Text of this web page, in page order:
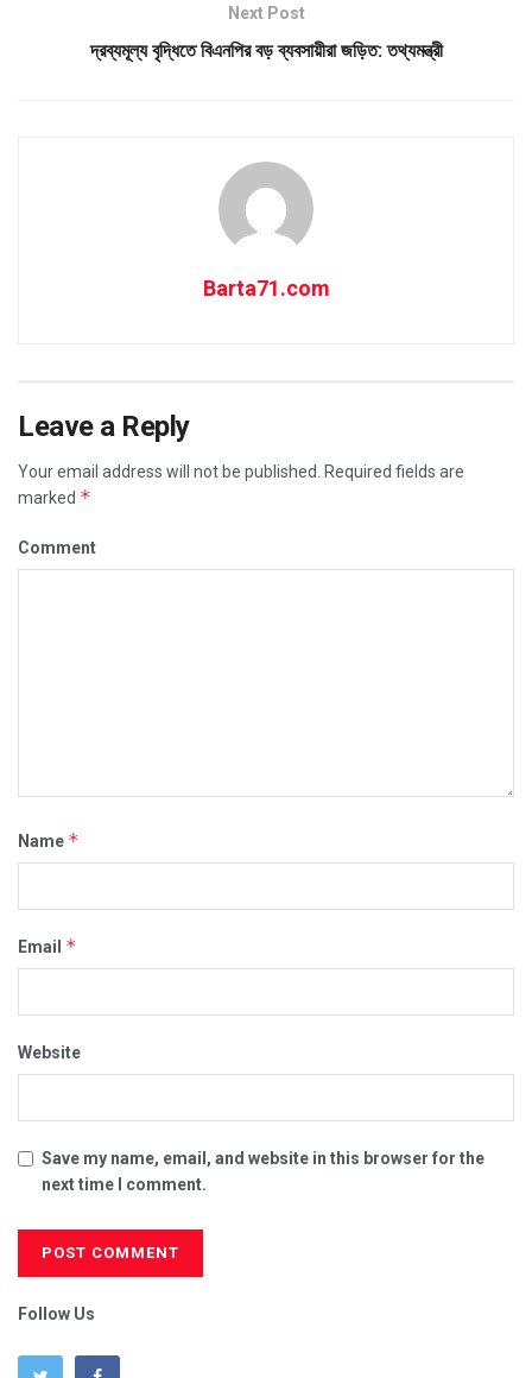
Next Post
দ্রব্যমূল্য বৃদ্ধিতে বিএনপির বড় ব্যবসায়ীরা জড়িত: তথ্যমন্ত্রী
Barta71.com
Leave a Reply
Your email address will not be published.
Required fields are
marked *
Comment
Name *
Email *
Website
Save my name, email, and website in this browser for the
next time I comment.
Follow Us